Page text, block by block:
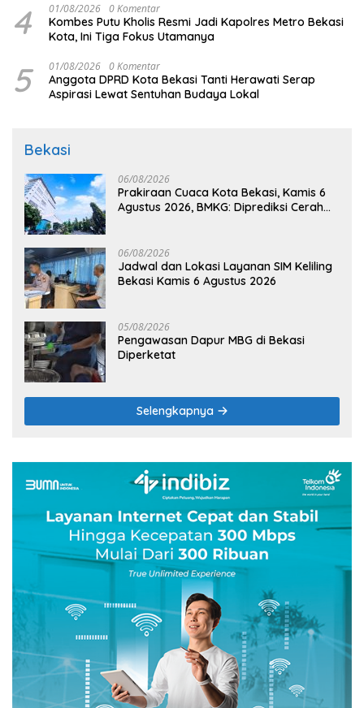
4 01/08/2026 0 Komentar
Kombes Putu Kholis Resmi Jadi Kapolres Metro Bekasi
Kota, Ini Tiga Fokus Utamanya
5 01/08/2026 0 Komentar
Anggota DPRD Kota Bekasi Tanti Herawati Serap
Aspirasi Lewat Sentuhan Budaya Lokal
Bekasi
06/08/2026
Prakiraan Cuaca Kota Bekasi, Kamis 6
Agustus 2026, BMKG: Diprediksi Cerah
06/08/2026
Jadwal dan Lokasi Layanan SIM Keliling
Bekasi Kamis 6 Agustus 2026
05/08/2026
Pengawasan Dapur MBG di Bekasi
Diperketat
Selengkapnya